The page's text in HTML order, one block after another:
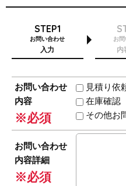
STEP1
お問い合わせ
入力
お
内
お問い合わせ
内容
※必須
見積り依
在庫確認
その他お
お問い合わせ
内容詳細
※必須